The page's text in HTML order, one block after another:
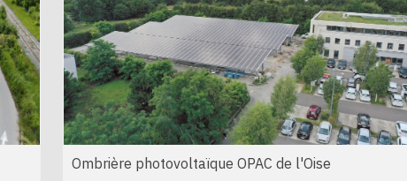
Ombrière photovoltaïque OPAC de l'Oise